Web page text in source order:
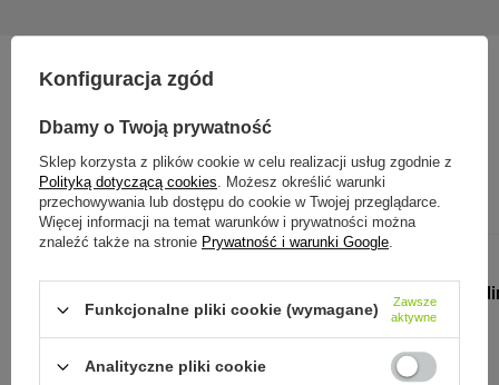
Zobacz również:
Butelka
Space Blue
59,90 zł
Konfiguracja zgód
Dbamy o Twoją prywatność
Sklep korzysta z plików cookie w celu realizacji usług zgodnie z
Polityką dotyczącą cookies. Możesz określić warunki
przechowywania lub dostępu do cookie w Twojej przeglądarce.
Więcej informacji na temat warunków i prywatności można
znaleźć także na stronie Prywatność i warunki Google.
Funkcjonalne pliki cookie (wymagane)
Zawsze
aktywne
Analityczne pliki cookie